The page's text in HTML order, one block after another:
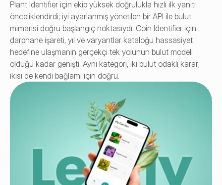
Plant Identifier için ekip yüksek doğrulukla hızlı ilk yanıtı
önceliklendirdi; iyi ayarlanmış yönetilen bir API ile bulut
mimarisi doğru başlangıç noktasıydı. Coin Identifier için
darphane işareti, yıl ve varyantlar kataloğu hassasiyet
hedefine ulaşmanın gerçekçi tek yolunun bulut modeli
olduğu kadar genişti. Aynı kategori, iki bulut odaklı karar;
ikisi de kendi bağlamı için doğru.